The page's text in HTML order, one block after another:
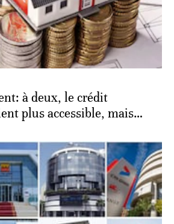
à deux, le crédit
plus accessible, mais…